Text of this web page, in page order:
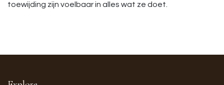
toewijding zijn voelbaar in alles wat ze doet.